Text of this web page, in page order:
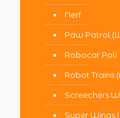
Nerf
Paw Patrol
Robocar Poli
Robot Trains
Screechers
Super Wings